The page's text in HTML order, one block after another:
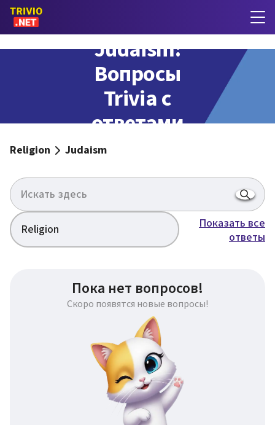
Judaism:
Вопросы
Trivia с
ответами
Religion Judaism
Religion
Показать все
ответы
Пока нет вопросов!
Скоро появятся новые вопросы!